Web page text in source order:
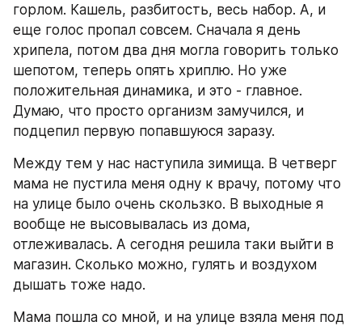
горлом. Кашель, разбитость, весь набор. А, и
еще голос пропал совсем. Сначала я день
хрипела, потом два дня могла говорить только
шепотом, теперь опять хриплю. Но уже
положительная динамика, и это - главное.
Думаю, что просто организм замучился, и
подцепил первую попавшуюся заразу.
Между тем у нас наступила зимища. В четверг
мама не пустила меня одну к врачу, потому что
на улице было очень скользко. В выходные я
вообще не высовывалась из дома,
отлеживалась. А сегодня решила таки выйти в
магазин. Сколько можно, гулять и воздухом
дышать тоже надо.
Мама пошла со мной, и на улице взяла меня под